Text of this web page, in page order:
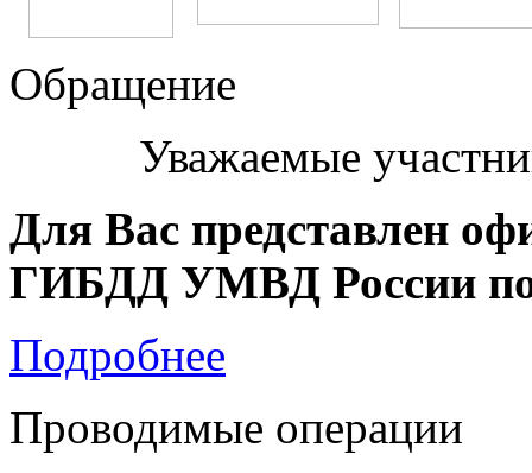
Обращение
Уважаемые
Для Вас представлен
ГИБДД УМВД России по
Подробнее
Проводимые операции